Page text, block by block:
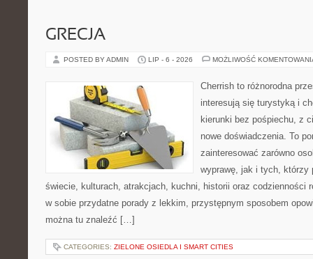
GRECJA
POSTED BY ADMIN LIP - 6 - 2026 MOŻLIWOŚĆ
Cherrish to różnorodna
interesują się turystyką i
kierunki bez pośpiechu, z
nowe doświadczenia. To
zainteresować zarówno
wyprawę, jak i tych, którzy
świecie, kulturach, atrakcjach, kuchni, historii oraz codzienności
w sobie przydatne porady z lekkim, przystępnym sposobem
można tu znaleźć […]
CATEGORIES: ZIELONE OSIEDLA I SMART CITIES